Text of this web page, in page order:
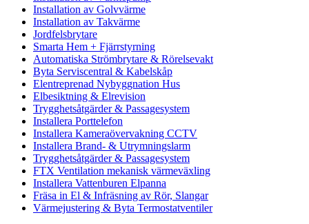
Installation av Golvvärme
Installation av Takvärme
Jordfelsbrytare
Smarta Hem + Fjärrstyrning
Automatiska Strömbrytare & Rörelsevakt
Byta Serviscentral & Kabelskåp
Elentreprenad Nybyggnation Hus
Elbesiktning & Elrevision
Trygghetsåtgärder & Passagesystem
Installera Porttelefon
Installera Kameraövervakning CCTV
Installera Brand- & Utrymningslarm
Trygghetsåtgärder & Passagesystem
FTX Ventilation mekanisk värmeväxling
Installera Vattenburen Elpanna
Fräsa in El & Infräsning av Rör, Slangar
Värmejustering & Byta Termostatventiler